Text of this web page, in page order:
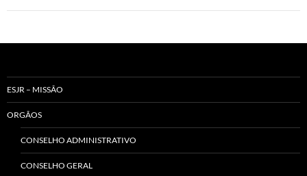
ESJR – MISSÃO
ORGÃOS
CONSELHO ADMINISTRATIVO
CONSELHO GERAL